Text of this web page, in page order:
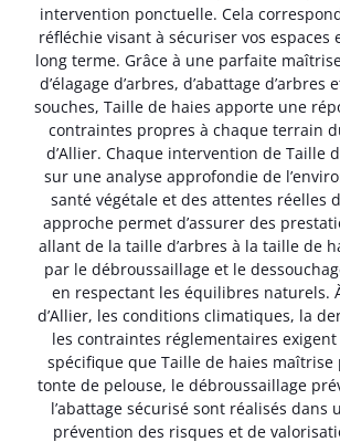
intervention ponctuelle. Cela
réfléchie visant à sécuriser vos espaces
long terme. Grâce à une parfaite
d’élagage d’arbres, d’abattage d’arbres
souches, Taille de haies apporte une
contraintes propres à chaque terrain
d’Allier. Chaque intervention de Taille
sur une analyse approfondie de
santé végétale et des attentes réelles
approche permet d’assurer des
allant de la taille d’arbres à la taille de
par le débroussaillage et le
en respectant les équilibres naturels.
d’Allier, les conditions climatiques, la
les contraintes réglementaires
spécifique que Taille de haies maîtrise
tonte de pelouse, le débroussaillage
l’abattage sécurisé sont réalisés dans
prévention des risques et de